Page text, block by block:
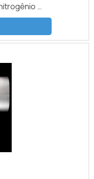
ou
combustão
as
extra de
é
áreas.